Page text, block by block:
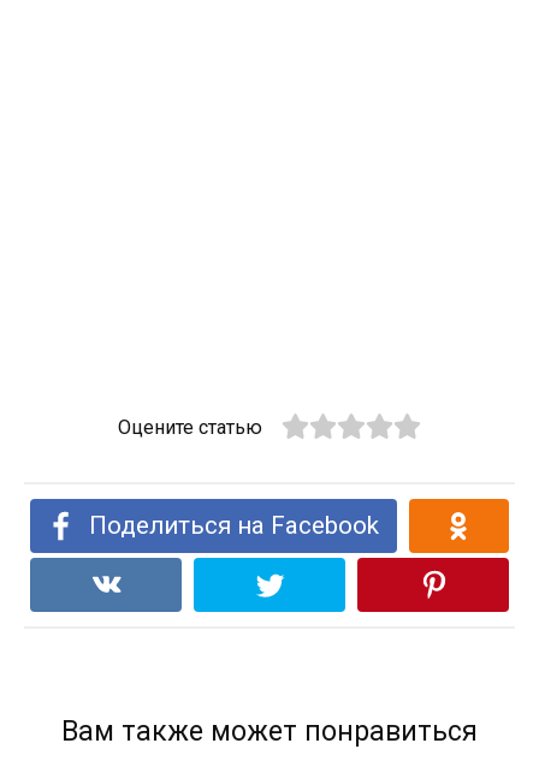
Оцените статью
Поделиться на Facebook
Вам также может понравиться